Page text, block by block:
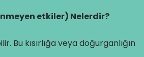
etkiler) Nelerdir?
Bu kısırlığa veya doğurganlığın